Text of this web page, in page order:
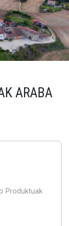
ARABA
Produktuak